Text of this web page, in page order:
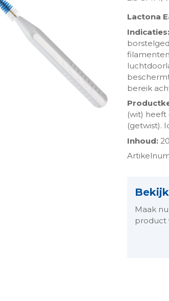
Lactona
Indicaties:
bereik
(wit) heeft
(getwist).
Inhoud:
Maak
product